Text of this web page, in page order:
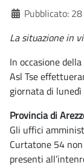
Dettagli
Pubblicato:
La situazione in
In occasione
Asl Tse
giornata di
Provincia di
Gli uffici
Curtatone 54
presenti